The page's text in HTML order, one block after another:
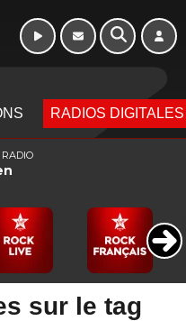
RADIOS DIGITALES
sur le tag
Morning - 6h à 10h